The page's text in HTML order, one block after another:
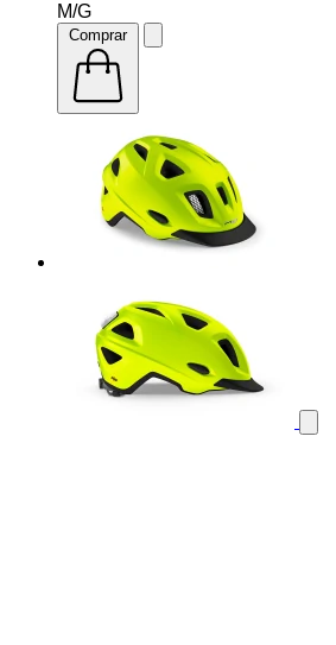
M/G
Comprar